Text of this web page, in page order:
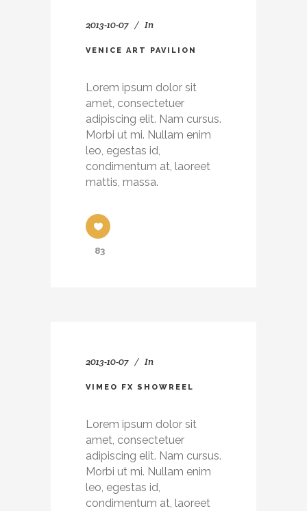
2013-10-07 In
VENICE ART PAVILION
Lorem ipsum dolor sit
amet, consectetuer
adipiscing elit. Nam cursus.
Morbi ut mi. Nullam enim
leo, egestas id,
condimentum at, laoreet
mattis, massa.
83
2013-10-07 In
VIMEO FX SHOWREEL
Lorem ipsum dolor sit
amet, consectetuer
adipiscing elit. Nam cursus.
Morbi ut mi. Nullam enim
leo, egestas id,
condimentum at, laoreet